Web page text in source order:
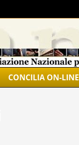
CONCILIA ON-LINE